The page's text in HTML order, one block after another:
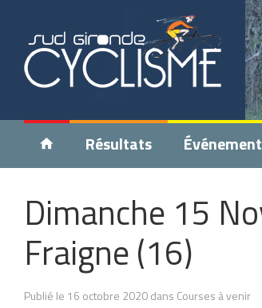
Résultats
Dimanche 15
Fraigne (16)
Publié le 16 octobre 2020 dans Courses à venir